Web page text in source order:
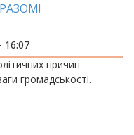
16:07
причин
громадськості.